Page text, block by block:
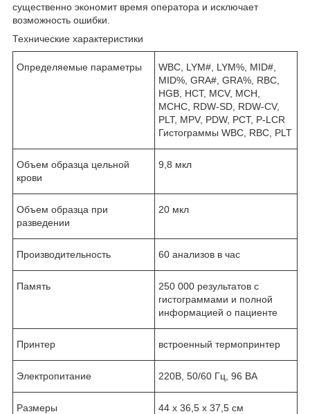
существенно экономит время оператора и исключает
возможность ошибки.
Технические характеристики
Определяемые параметры
WBC, LYM#, LYM%, MID#,
MID%, GRA#, GRA%, RBC,
HGB, HCT, MCV, MCH,
MCHC, RDW-SD, RDW-CV,
PLT, MPV, PDW, PCT, P-LCR
Гистограммы WBC, RBC, PLT
Объем образца цельной
крови
9,8 мкл
Объем образца при
разведении
20 мкл
Производительность 60 анализов в час
Память
250 000 результатов с
гистограммами и полной
информацией о пациенте
Принтер встроенный термопринтер
Электропитание 220В, 50/60 Гц, 96 ВА
Размеры 44 х 36,5 х 37,5 см